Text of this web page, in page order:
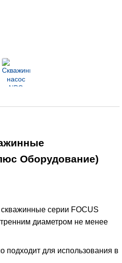
Оборудование)
серии FOCUS
диаметром не менее
подходит для использования в